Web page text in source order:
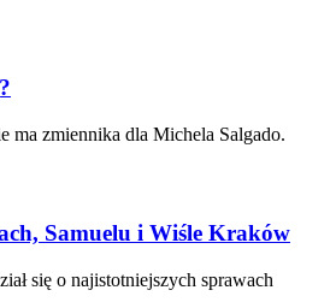
ma zmiennika dla Michela Salgado.
Samuelu i Wiśle Kraków
się o najistotniejszych sprawach